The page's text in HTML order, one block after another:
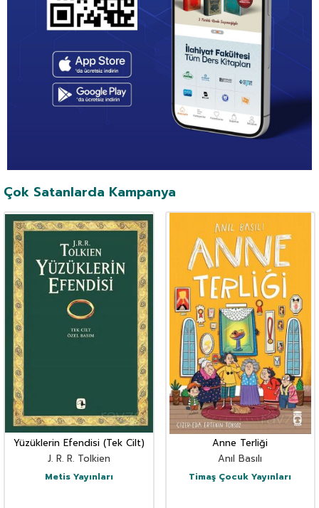
Çok Satanlarda Kampanya
Yüzüklerin Efendisi (Tek Cilt)
J. R. R. Tolkien
Metis Yayınları
Anne Terliği
Anıl Basılı
Timaş Çocuk Yayınları